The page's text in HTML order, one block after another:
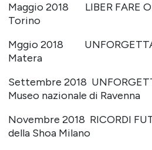
Maggio 2018 LIBER FARE
Torino
Mggio 2018
Matera
Settembre 2018
Museo nazionale di Ravenna
Novembre 2018 RICORDI
della Shoa Milano